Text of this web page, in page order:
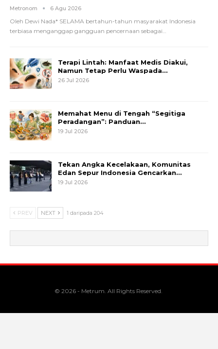
Metronom 6 Agu 2026
Oleh Dewi Nada* SELAMA bertahun-tahun masyarakat Indonesia
terbiasa menganggap gangguan pencernaan sebagai
Terapi Lintah: Manfaat Medis Diakui,
Namun Tetap Perlu Waspada…
26 Jul 2026
Memahat Menu di Tengah “Segitiga
Peradangan”: Panduan…
19 Jul 2026
Tekan Angka Kecelakaan, Komunitas
Edan Sepur Indonesia Gencarkan…
19 Jul 2026
PREV NEXT 1 daripada 204
© 2026 - Metrum. All Rights Reserved.